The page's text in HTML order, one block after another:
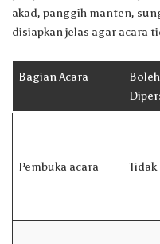
akad, panggih manten,
disiapkan jelas agar acara
Bagian Acara
Boleh
Pembuka acara